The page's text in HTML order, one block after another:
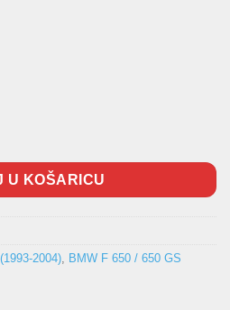
U KOŠARICU
2004), BMW F 650 / 650 GS